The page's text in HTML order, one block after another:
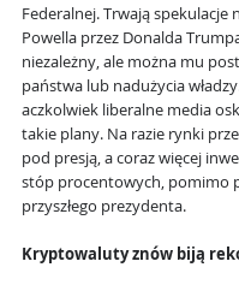
Federalnej. Trwają
Powella przez Donalda
niezależny, ale można mu
państwa lub nadużycia
aczkolwiek liberalne media
takie plany. Na razie rynki
pod presją, a coraz więcej
stóp procentowych, pomimo
przyszłego prezydenta.
Kryptowaluty znów biją